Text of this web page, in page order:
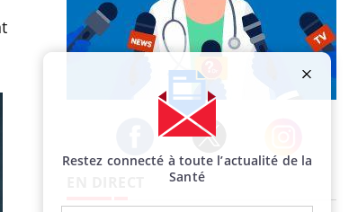
Facebook Twitter Instagram
Restez connecté à toute l’actualité de la
Santé